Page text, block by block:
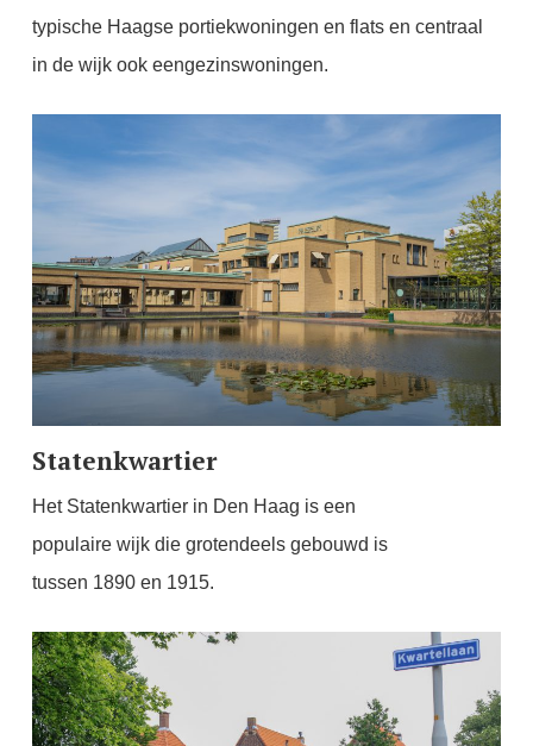
typische Haagse portiekwoningen en flats en centraal
in de wijk ook eengezinswoningen.
Statenkwartier
Het Statenkwartier in Den Haag is een
populaire wijk die grotendeels gebouwd is
tussen 1890 en 1915.